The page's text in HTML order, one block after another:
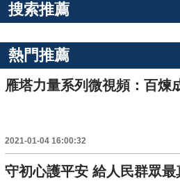
搜索推薦
熱門推薦
雁塔力量系列微視頻：百煉
2021-01-04 16:00:32
守初心護平安 給人民群眾